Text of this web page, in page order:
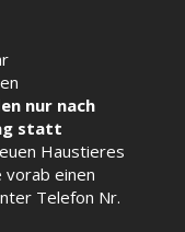
nur nach
statt
Haustieres
einen
Telefon Nr.